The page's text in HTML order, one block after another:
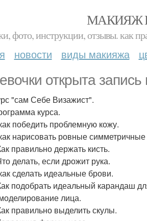
МАКИЯЖ
фото, инструкции, отзывы. как
новости виды макияжа
открыта запись
"сам Себе Визажист".
курса.
победить проблемную кожу.
нарисовать ровные симметричные
правильно держать кисть.
делать, если дрожит рука.
сделать идеальные брови.
подобрать идеальный карандаш
лица.
правильно выделить скулы.